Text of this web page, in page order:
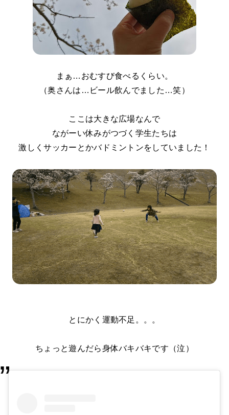
まぁ…おむすび食べるくらい。
（奥さんは…ビール飲んでました…笑）
ここは大きな広場なんで
ながーい休みがつづく学生たちは
激しくサッカーとかバドミントンをしていました！
とにかく運動不足。。。
ちょっと遊んだら身体バキバキです（泣）